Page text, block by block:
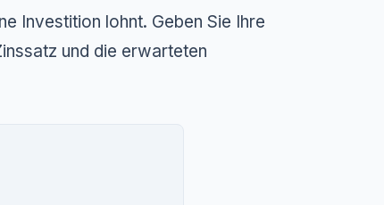
Investition lohnt. Geben Sie Ihre
und die erwarteten